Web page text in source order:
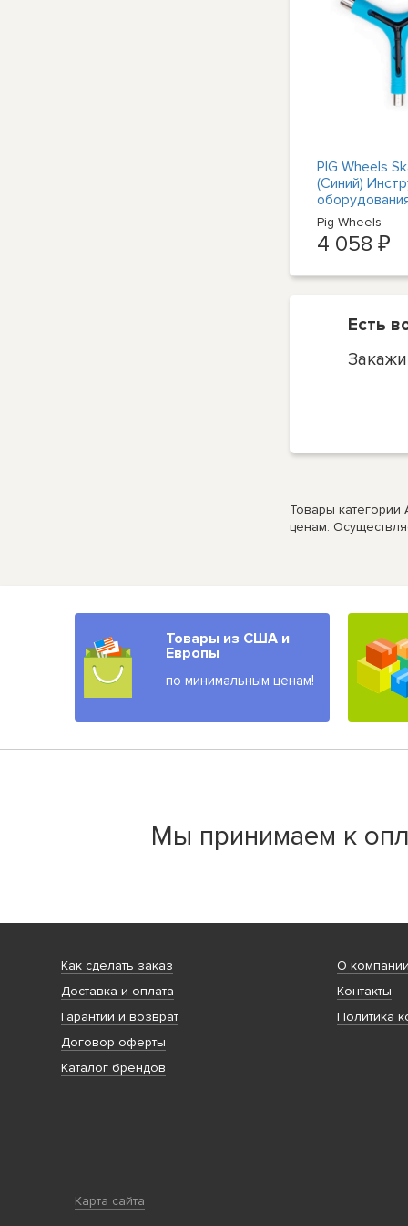
PIG Wheels
(Синий)
скейтборда
Pig Wheels
4 058 ₽
Есть
Товары
ценам.
Товары из США и
Европы
по минимальным ценам!
Мы принимаем к
Как сделать заказ
Доставка и оплата
Гарантии и возврат
Договор оферты
Каталог брендов
О компании
Контакты
Политика
Карта сайта